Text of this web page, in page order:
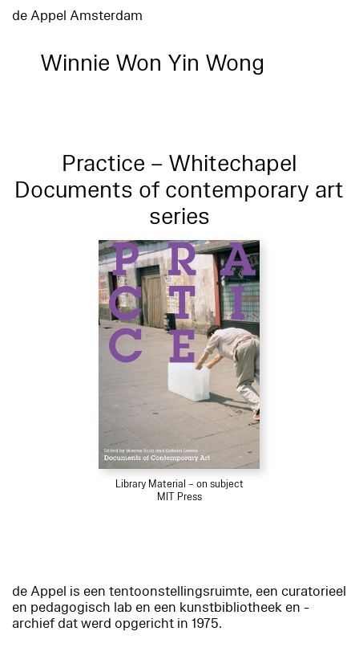
de Appel Amsterdam
Winnie Won Yin Wong
Practice – Whitechapel
Documents of contemporary art
series
Library Material – on subject
MIT Press
de Appel is een tentoonstellingsruimte, een curatorieel
en pedagogisch lab en een kunstbibliotheek en -
archief dat werd opgericht in 1975.